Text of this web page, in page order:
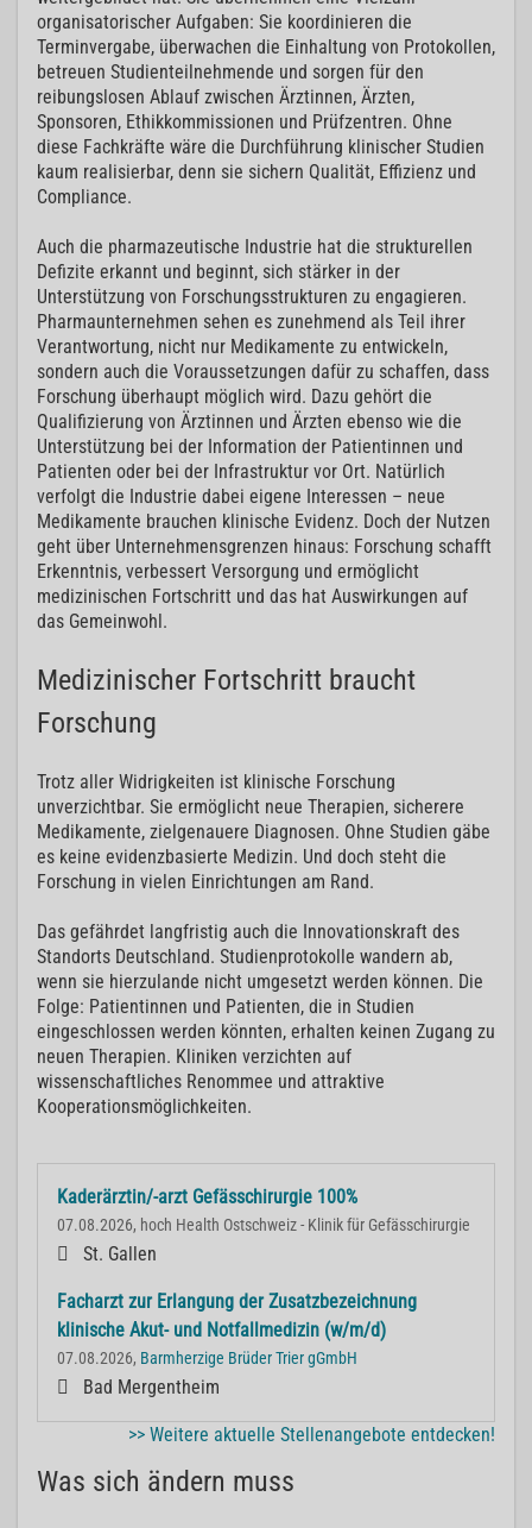
organisatorischer Aufgaben: Sie koordinieren die
Terminvergabe, überwachen die Einhaltung von Protokollen,
betreuen Studienteilnehmende und sorgen für den
reibungslosen Ablauf zwischen Ärztinnen, Ärzten,
Sponsoren, Ethikkommissionen und Prüfzentren. Ohne
diese Fachkräfte wäre die Durchführung klinischer Studien
kaum realisierbar, denn sie sichern Qualität, Effizienz und
Compliance.
Auch die pharmazeutische Industrie hat die strukturellen
Defizite erkannt und beginnt, sich stärker in der
Unterstützung von Forschungsstrukturen zu engagieren.
Pharmaunternehmen sehen es zunehmend als Teil ihrer
Verantwortung, nicht nur Medikamente zu entwickeln,
sondern auch die Voraussetzungen dafür zu schaffen, dass
Forschung überhaupt möglich wird. Dazu gehört die
Qualifizierung von Ärztinnen und Ärzten ebenso wie die
Unterstützung bei der Information der Patientinnen und
Patienten oder bei der Infrastruktur vor Ort. Natürlich
verfolgt die Industrie dabei eigene Interessen – neue
Medikamente brauchen klinische Evidenz. Doch der Nutzen
geht über Unternehmensgrenzen hinaus: Forschung schafft
Erkenntnis, verbessert Versorgung und ermöglicht
medizinischen Fortschritt und das hat Auswirkungen auf
das Gemeinwohl.
Medizinischer Fortschritt braucht
Forschung
Trotz aller Widrigkeiten ist klinische Forschung
unverzichtbar. Sie ermöglicht neue Therapien, sicherere
Medikamente, zielgenauere Diagnosen. Ohne Studien gäbe
es keine evidenzbasierte Medizin. Und doch steht die
Forschung in vielen Einrichtungen am Rand.
Das gefährdet langfristig auch die Innovationskraft des
Standorts Deutschland. Studienprotokolle wandern ab,
wenn sie hierzulande nicht umgesetzt werden können. Die
Folge: Patientinnen und Patienten, die in Studien
eingeschlossen werden könnten, erhalten keinen Zugang zu
neuen Therapien. Kliniken verzichten auf
wissenschaftliches Renommee und attraktive
Kooperationsmöglichkeiten.
Kaderärztin/-arzt Gefässchirurgie 100%
07.08.2026, hoch Health Ostschweiz - Klinik für Gefässchirurgie
St. Gallen
Facharzt zur Erlangung der Zusatzbezeichnung
klinische Akut- und Notfallmedizin (w/m/d)
07.08.2026, Barmherzige Brüder Trier gGmbH
Bad Mergentheim
>> Weitere aktuelle Stellenangebote entdecken!
Was sich ändern muss